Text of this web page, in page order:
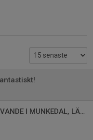
HJÄLP OSS HÅLLA ISEN LEVANDE I MUNKEDAL, LÄGET ÄR ALLVARLIGT!